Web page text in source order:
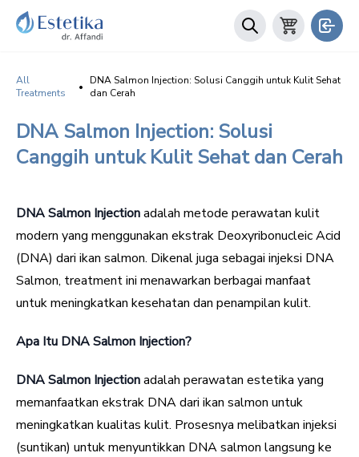
All
Treatments
•
DNA Salmon Injection: Solusi Canggih untuk Kulit Sehat
dan Cerah
DNA Salmon Injection: Solusi
Canggih untuk Kulit Sehat dan Cerah
DNA Salmon Injectionadalah metode perawatan kulit
modern yang menggunakan ekstrak Deoxyribonucleic Acid
(DNA) dari ikan salmon. Dikenal juga sebagai injeksi DNA
Salmon, treatment ini menawarkan berbagai manfaat
untuk meningkatkan kesehatan dan penampilan kulit.
Apa Itu DNA Salmon Injection?
DNA Salmon Injectionadalah perawatan estetika yang
memanfaatkan ekstrak DNA dari ikan salmon untuk
meningkatkan kualitas kulit. Prosesnya melibatkan injeksi
(suntikan) untuk menyuntikkan DNA salmon langsung ke